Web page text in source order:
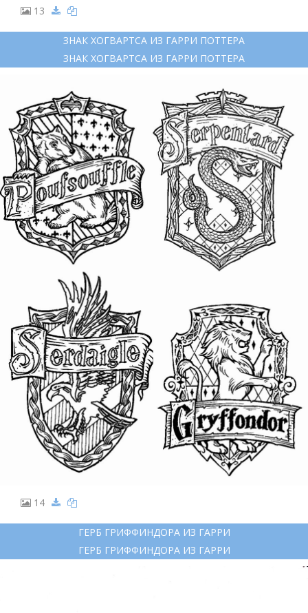
13
ЗНАК ХОГВАРТСА ИЗ ГАРРИ ПОТТЕРА
ЗНАК ХОГВАРТСА ИЗ ГАРРИ ПОТТЕРА
14
ГЕРБ ГРИФФИНДОРА ИЗ ГАРРИ
ГЕРБ ГРИФФИНДОРА ИЗ ГАРРИ